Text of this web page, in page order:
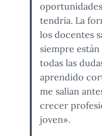
tendría. La
los docentes
siempre
todas las
aprendido
me salían
crecer
joven».